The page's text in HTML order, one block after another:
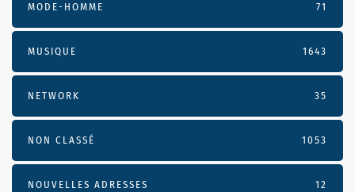
MODE-HOMME 71
MUSIQUE 1643
NETWORK 35
NON CLASSÉ 1053
NOUVELLES ADRESSES 12